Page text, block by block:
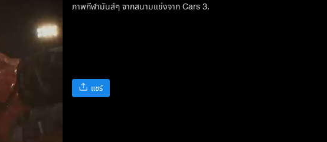
ภาพกีฬามันส์ๆ จากสนามแข่งจาก Cars 3.
แชร์